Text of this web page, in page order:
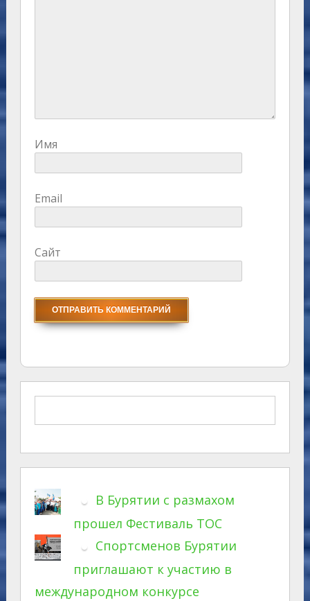
Имя
Email
Сайт
В Бурятии с размахом
прошел Фестиваль ТОС
Спортсменов Бурятии
приглашают к участию в
международном конкурсе